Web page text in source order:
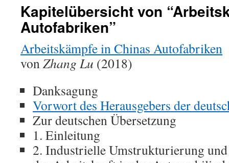
Kapitelübersicht von
Autofabriken”
Arbeitskämpfe in Chinas Autofabriken
vonZhang Lu (2018)
Danksagung
Vorwort des Herausgebers der
Zur deutschen Übersetzung
1. Einleitung
2. Industrielle Umstrukturierung und